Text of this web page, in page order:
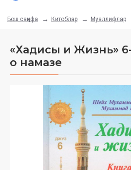
Бош саҳифа Китоблар Муаллифлар
«Хадисы и Жизнь»
о намазе